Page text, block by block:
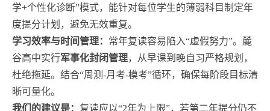
学+个性化诊断”模式，能针对每位学生的薄弱科目制定年
度提分计划，避免无效重复。
学习效率与时间管理： 常年复读容易陷入“虚假努力”。麓
谷高中实行军事化封闭管理，从早课到晚自习严格规划，
杜绝拖延。结合“周测-月考-模考”循环，确保每阶段目标清
晰可量化。
我们的建议是： 复读应以“2年为上限”，若第二年提分仍不